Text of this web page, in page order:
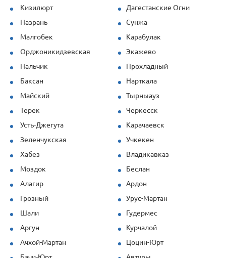
Кизилюрт
Дагестанские Огни
Назрань
Сунжа
Малгобек
Карабулак
Орджоникидзевская
Экажево
Нальчик
Прохладный
Баксан
Нарткала
Майский
Тырныауз
Терек
Черкесск
Усть-Джегута
Карачаевск
Зеленчукская
Учкекен
Хабез
Владикавказ
Моздок
Беслан
Алагир
Ардон
Грозный
Урус-Мартан
Шали
Гудермес
Аргун
Курчалой
Ачхой-Мартан
Цоцин-Юрт